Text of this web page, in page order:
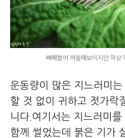
뼈째썰어 까쓸해보이지만 막상
운동량이 많은 지느러미는
할 것 없이 귀하고 젓가락
니다.여기서는 지느러미
함께 썰었는데 붉은 기가